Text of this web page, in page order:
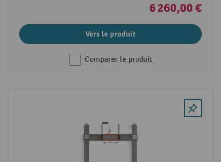
6 260,00 €
Vers le produit
Comparer le produit